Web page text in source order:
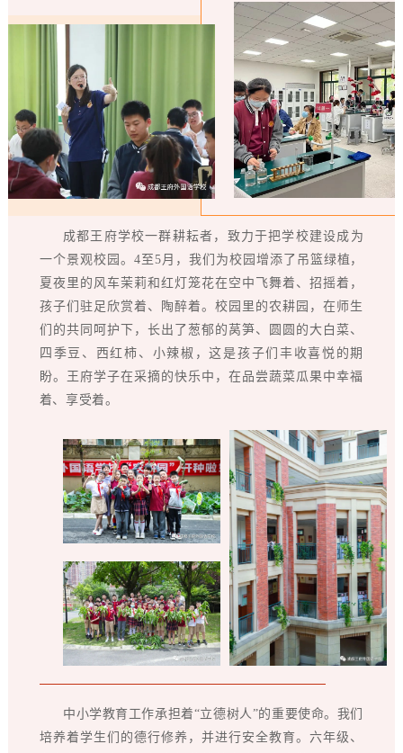
成都王府学校一群耕耘者，致力于把学校建设成为
一个景观校园。4至5月，我们为校园增添了吊篮绿植，
夏夜里的风车茉莉和红灯笼花在空中飞舞着、招摇着，
孩子们驻足欣赏着、陶醉着。校园里的农耕园，在师生
们的共同呵护下，长出了葱郁的莴笋、圆圆的大白菜、
四季豆、西红柿、小辣椒，这是孩子们丰收喜悦的期
盼。王府学子在采摘的快乐中，在品尝蔬菜瓜果中幸福
着、享受着。
中小学教育工作承担着“立德树人”的重要使命。我们
培养着学生们的德行修养，并进行安全教育。六年级、